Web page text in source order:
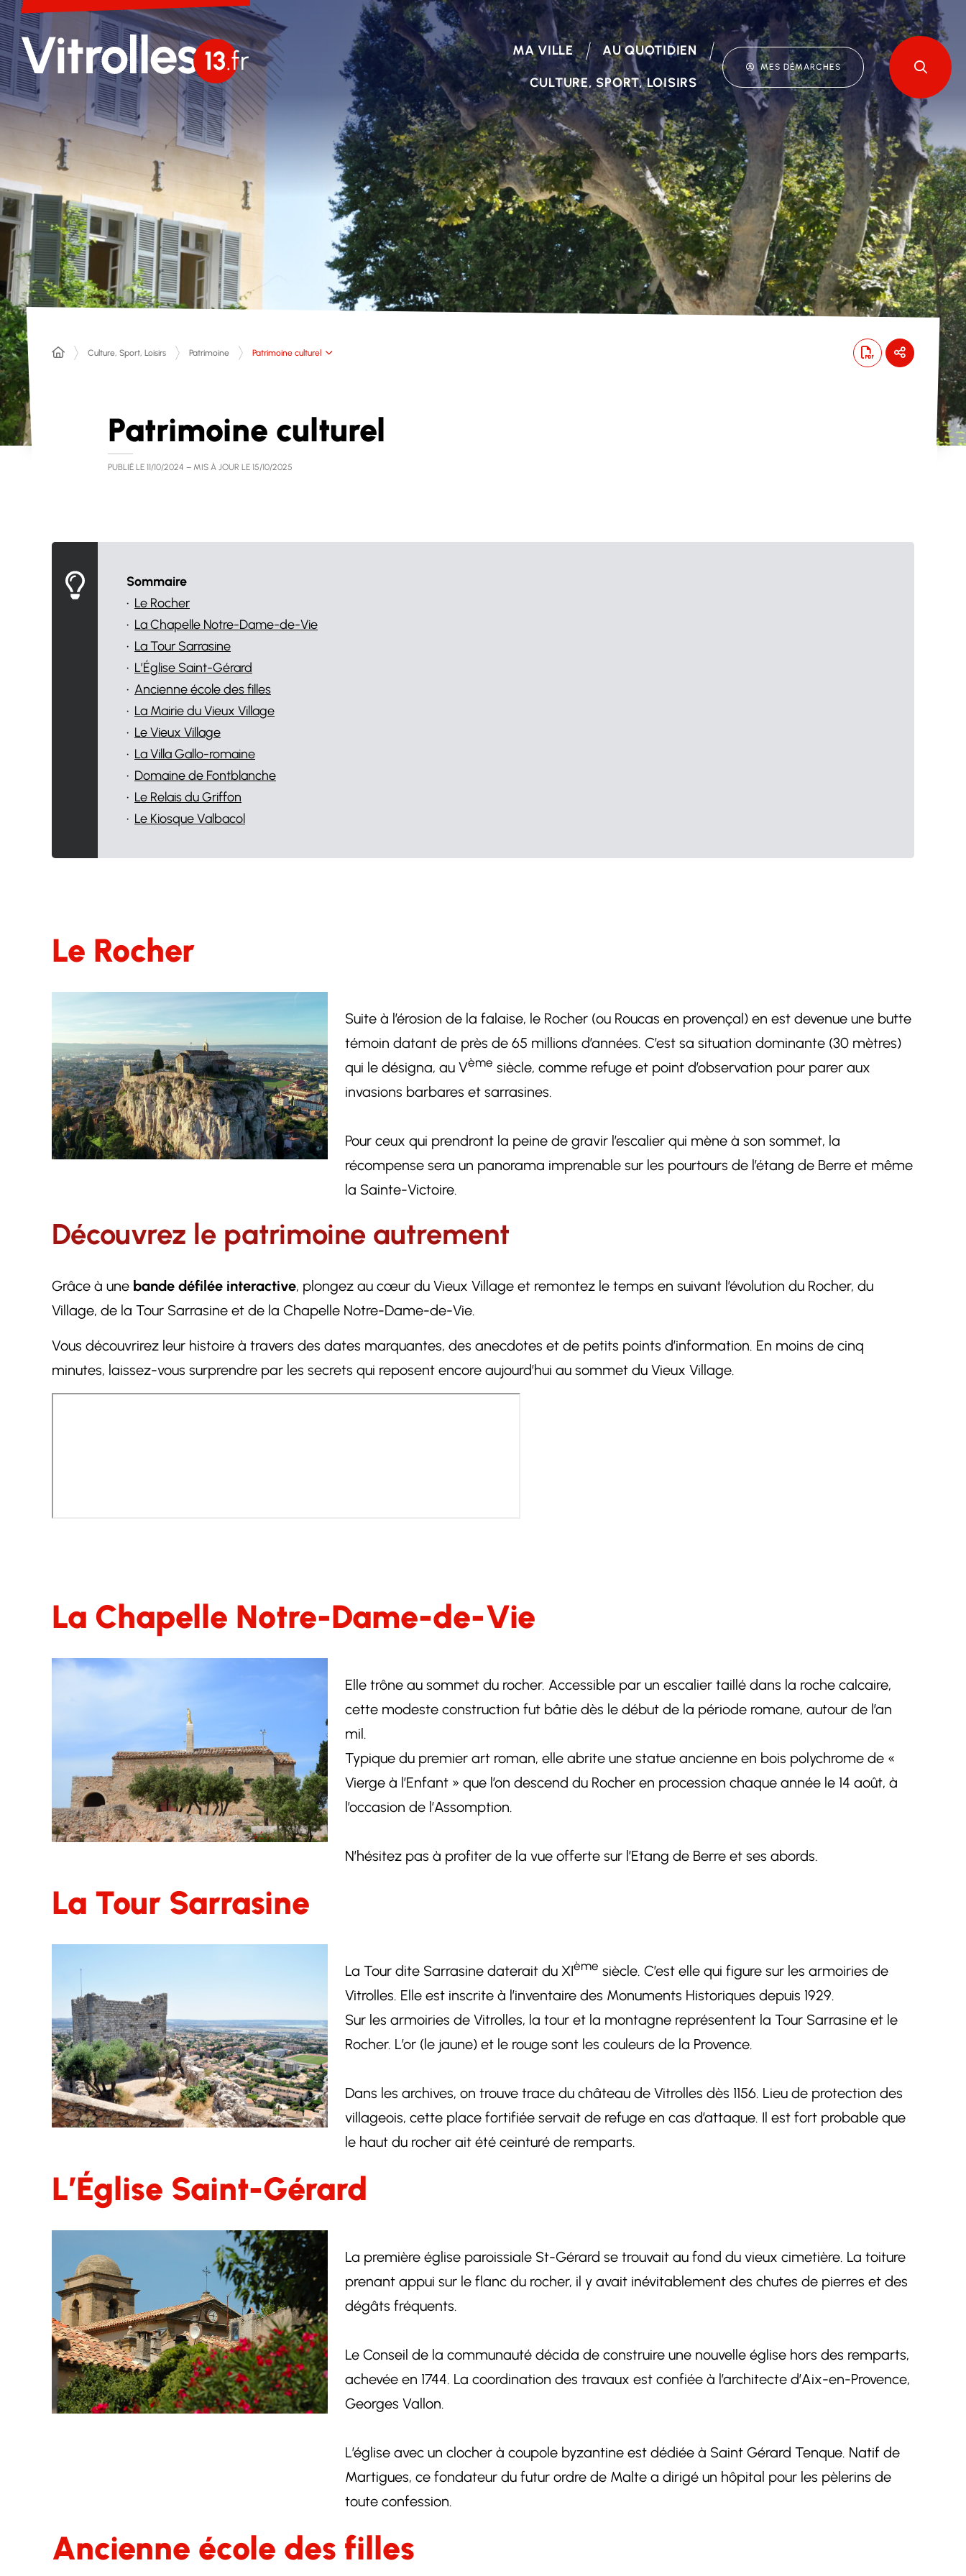
MA VILLE AU QUOTIDIEN
CULTURE, SPORT, LOISIRS
MES DÉMARCHES
Culture, Sport, Loisirs Patrimoine Patrimoine culturel
Patrimoine culturel
PUBLIÉ LE 11/10/2024 – MIS À JOUR LE 15/10/2025
Sommaire
• Le Rocher
• La Chapelle Notre-Dame-de-Vie
• La Tour Sarrasine
• L’Église Saint-Gérard
• Ancienne école des filles
• La Mairie du Vieux Village
• Le Vieux Village
• La Villa Gallo-romaine
• Domaine de Fontblanche
• Le Relais du Griffon
• Le Kiosque Valbacol
Le Rocher
Suite à l’érosion de la falaise, le Rocher (ou Roucas en provençal) en est devenue une butte
témoin datant de près de 65 millions d’années. C’est sa situation dominante (30 mètres)
qui le désigna, au Vème siècle, comme refuge et point d’observation pour parer aux
invasions barbares et sarrasines.
Pour ceux qui prendront la peine de gravir l’escalier qui mène à son sommet, la
récompense sera un panorama imprenable sur les pourtours de l’étang de Berre et même
la Sainte-Victoire.
Découvrez le patrimoine autrement
Grâce à une bande défilée interactive, plongez au cœur du Vieux Village et remontez le temps en suivant l’évolution du Rocher, du
Village, de la Tour Sarrasine et de la Chapelle Notre-Dame-de-Vie.
Vous découvrirez leur histoire à travers des dates marquantes, des anecdotes et de petits points d’information. En moins de cinq
minutes, laissez-vous surprendre par les secrets qui reposent encore aujourd’hui au sommet du Vieux Village.
La Chapelle Notre-Dame-de-Vie
Elle trône au sommet du rocher. Accessible par un escalier taillé dans la roche calcaire,
cette modeste construction fut bâtie dès le début de la période romane, autour de l’an
mil.
Typique du premier art roman, elle abrite une statue ancienne en bois polychrome de «
Vierge à l’Enfant » que l’on descend du Rocher en procession chaque année le 14 août, à
l’occasion de l’Assomption.
N’hésitez pas à profiter de la vue offerte sur l’Etang de Berre et ses abords.
La Tour Sarrasine
La Tour dite Sarrasine daterait du XIème siècle. C’est elle qui figure sur les armoiries de
Vitrolles. Elle est inscrite à l’inventaire des Monuments Historiques depuis 1929.
Sur les armoiries de Vitrolles, la tour et la montagne représentent la Tour Sarrasine et le
Rocher. L’or (le jaune) et le rouge sont les couleurs de la Provence.
Dans les archives, on trouve trace du château de Vitrolles dès 1156. Lieu de protection des
villageois, cette place fortifiée servait de refuge en cas d’attaque. Il est fort probable que
le haut du rocher ait été ceinturé de remparts.
L’Église Saint-Gérard
La première église paroissiale St-Gérard se trouvait au fond du vieux cimetière. La toiture
prenant appui sur le flanc du rocher, il y avait inévitablement des chutes de pierres et des
dégâts fréquents.
Le Conseil de la communauté décida de construire une nouvelle église hors des remparts,
achevée en 1744. La coordination des travaux est confiée à l’architecte d’Aix-en-Provence,
Georges Vallon.
L’église avec un clocher à coupole byzantine est dédiée à Saint Gérard Tenque. Natif de
Martigues, ce fondateur du futur ordre de Malte a dirigé un hôpital pour les pèlerins de
toute confession.
Ancienne école des filles